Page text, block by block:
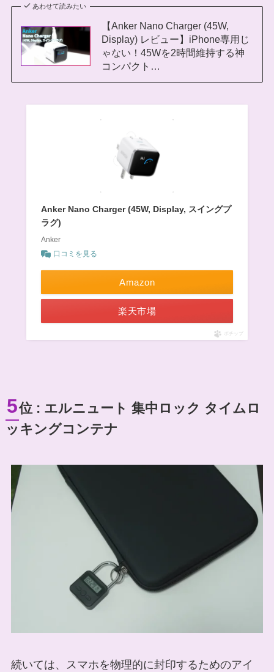
あわせて読みたい
【Anker Nano Charger (45W,
Display) レビュー】iPhone専用じ
ゃない！45Wを2時間維持する神
コンパクト…
Anker Nano Charger (45W, Display, スイングプ
ラグ)
Anker
口コミを見る
Amazon
楽天市場
ポチップ
5位 : エルニュート 集中ロック タイムロ
ッキングコンテナ
続いては、スマホを物理的に封印するためのアイ